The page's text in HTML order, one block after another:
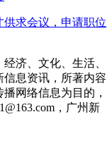
供求会议，申请职位
济、文化、生活、
息资讯，所著内容
网络信息为目的，
，广州新